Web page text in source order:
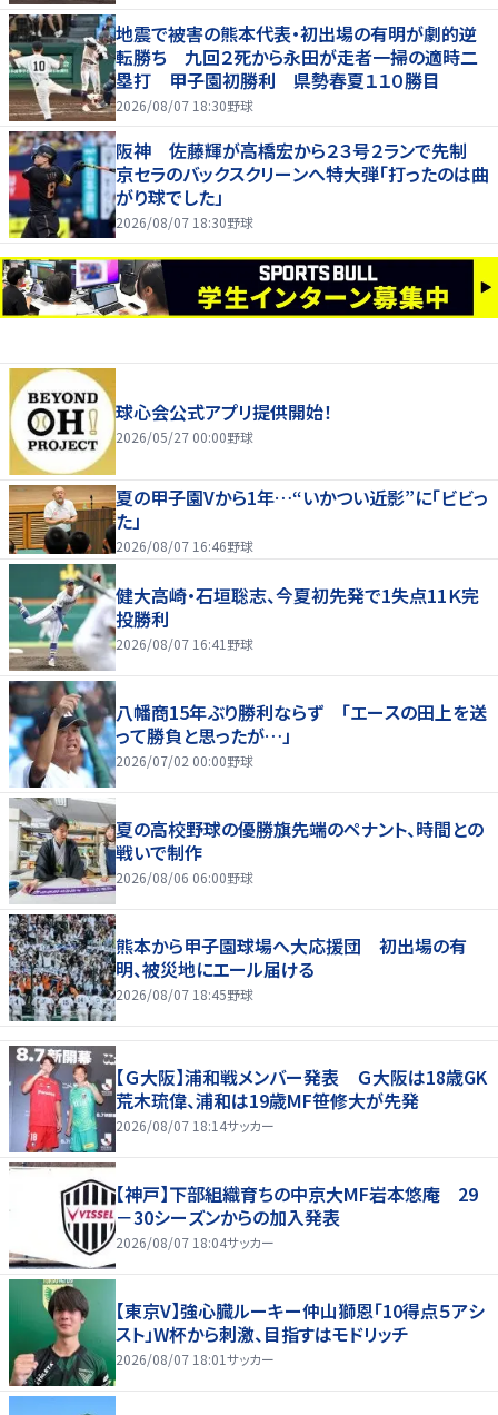
地震で被害の熊本代表・初出場の有明が劇的逆
転勝ち 九回２死から永田が走者一掃の適時二
塁打 甲子園初勝利 県勢春夏１１０勝目
2026/08/07 18:30野球
阪神 佐藤輝が高橋宏から２３号２ランで先制
京セラのバックスクリーンへ特大弾「打ったのは曲
がり球でした」
2026/08/07 18:30野球
球心会公式アプリ提供開始！
2026/05/27 00:00野球
夏の甲子園Vから1年…“いかつい近影”に「ビビっ
た」
2026/08/07 16:46野球
健大高崎・石垣聡志、今夏初先発で1失点11Ｋ完
投勝利
2026/08/07 16:41 野球
八幡商15年ぶり勝利ならず 「エースの田上を送
って勝負と思ったが…」
2026/07/02 00:00野球
夏の高校野球の優勝旗先端のペナント、時間との
戦いで制作
2026/08/06 06:00野球
熊本から甲子園球場へ大応援団 初出場の有
明、被災地にエール届ける
2026/08/07 18:45野球
【Ｇ大阪】浦和戦メンバー発表 Ｇ大阪は18歳GK
荒木琉偉、浦和は19歳MF笹修大が先発
2026/08/07 18:14サッカー
【神戸】下部組織育ちの中京大MF岩本悠庵 29
－30シーズンからの加入発表
2026/08/07 18:04サッカー
【東京V】強心臓ルーキー仲山獅恩「10得点５アシ
スト」W杯から刺激、目指すはモドリッチ
2026/08/07 18:01サッカー